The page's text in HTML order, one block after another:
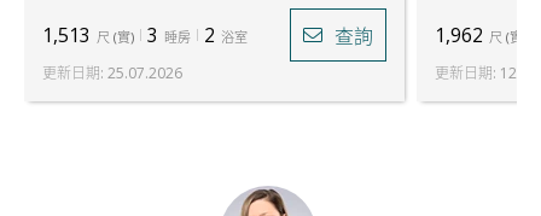
1,513 尺 (實) 3 睡房 2 浴室 查詢
更新日期: 25.07.2026
1,962 尺 (實
更新日期: